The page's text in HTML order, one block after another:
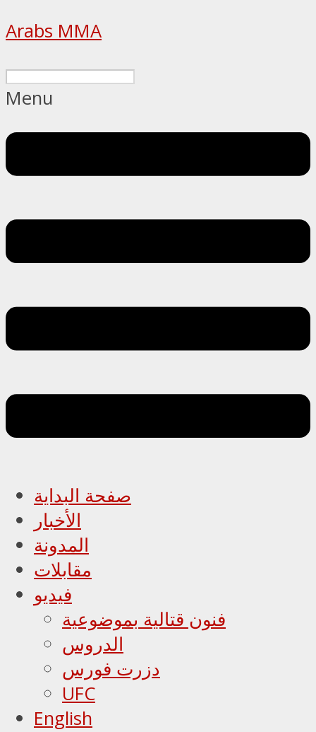
Arabs MMA
Menu
صفحة البداية
الأخبار
المدونة
مقابلات
فيديو
فنون قتالية بموضوعية
الدروس
دزرت فورس
UFC
English